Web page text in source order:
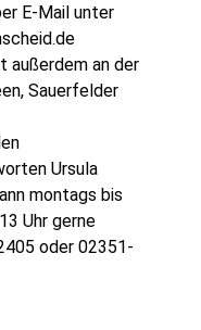
E-Mail unter
außerdem an der
Sauerfelder
Ursula
montags bis
Uhr gerne
oder 02351-